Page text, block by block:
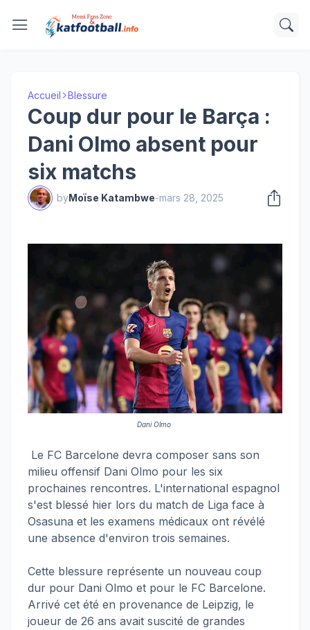
Accueil Blessure
Coup dur pour le Barça :
Dani Olmo absent pour
six matchs
byMoïse Katambwe-mars 28, 2025
Dani Olmo
Le FC Barcelone devra composer sans son
milieu offensif Dani Olmo pour les six
prochaines rencontres. L'international espagnol
s'est blessé hier lors du match de Liga face à
Osasuna et les examens médicaux ont révélé
une absence d'environ trois semaines.
Cette blessure représente un nouveau coup
dur pour Dani Olmo et pour le FC Barcelone.
Arrivé cet été en provenance de Leipzig, le
joueur de 26 ans avait suscité de grandes